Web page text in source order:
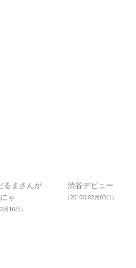
るまさんが
ゃ
月16日）
渋谷デビュー
（2010年02月03日）